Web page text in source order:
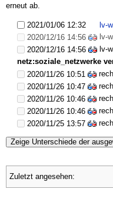
erneut ab.
2021/01/06 12:32 lv-
2020/12/16 14:56
lv-
2020/12/16 14:56
lv-
netz:soziale_netzwerke
2020/11/26 10:51
2020/11/26 10:47
2020/11/26 10:46
2020/11/26 10:46
2020/11/25 13:57
Zeige Unterschiede der
Zuletzt angesehen: